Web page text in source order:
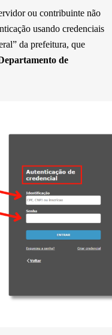
ou contribuinte não
usando credenciais
da prefeitura, que
de